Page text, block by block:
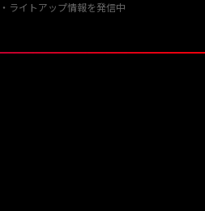
ライトアップ情報を発信中